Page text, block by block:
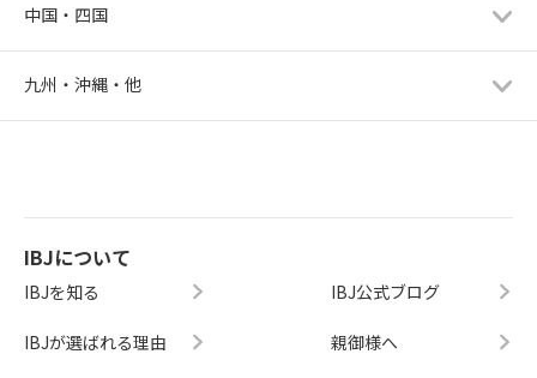
中国・四国
九州・沖縄・他
IBJについて
IBJを知る
IBJが選ばれる理由
IBJ公式ブログ
親御様へ